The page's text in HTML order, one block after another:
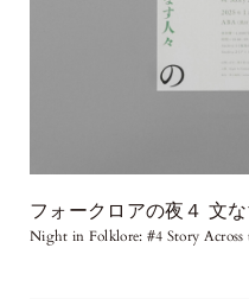
フォークロアの夜４ 文
Night in Folklore: #4 Story Across